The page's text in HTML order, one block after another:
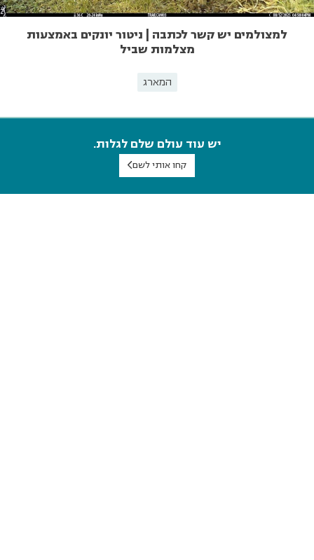
למצולמים יש קשר לכתבה | ניטור יונקים באמצעות
מצלמות שביל
המארג
יש עוד עולם שלם לגלות.
קחו אותי לשם